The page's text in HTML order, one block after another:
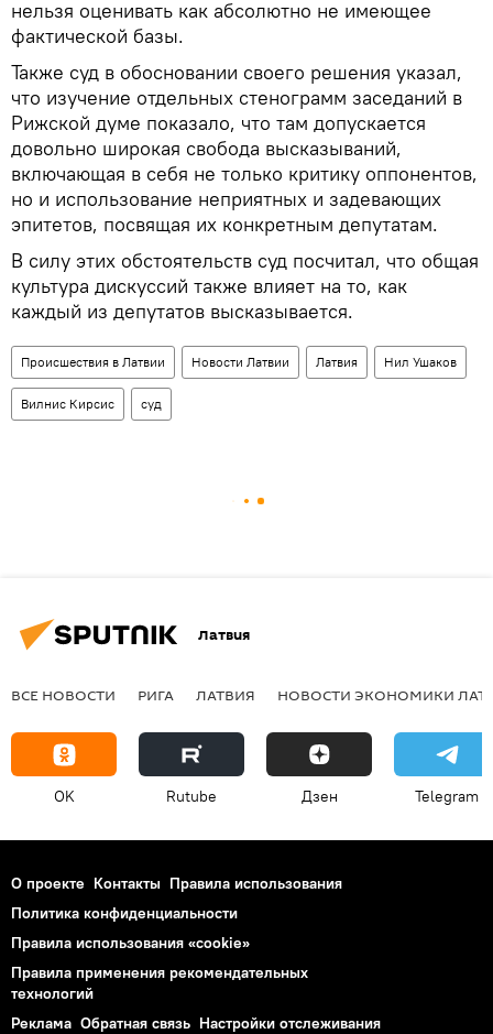
нельзя оценивать как абсолютно не имеющее
фактической базы.
Также суд в обосновании своего решения указал,
что изучение отдельных стенограмм заседаний в
Рижской думе показало, что там допускается
довольно широкая свобода высказываний,
включающая в себя не только критику оппонентов,
но и использование неприятных и задевающих
эпитетов, посвящая их конкретным депутатам.
В силу этих обстоятельств суд посчитал, что общая
культура дискуссий также влияет на то, как
каждый из депутатов высказывается.
Происшествия в Латвии Новости Латвии Латвия Нил Ушаков
Вилнис Кирсис суд
Латвия
ВСЕ НОВОСТИ РИГА ЛАТВИЯ НОВОСТИ ЭКОНОМИКИ
OK Rutube Дзен Telegram
О проекте Контакты Правила использования
Политика конфиденциальности
Правила использования «cookie»
Правила применения рекомендательных
технологий
Реклама Обратная связь Настройки отслеживания